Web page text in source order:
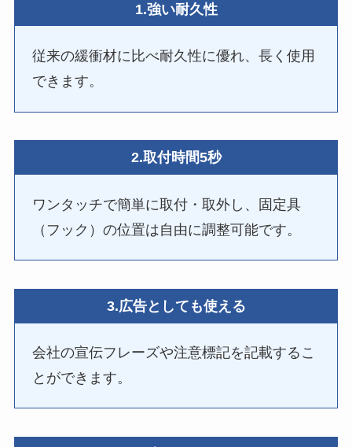
1.強い耐久性
従来の緩衝材に比べ耐久性に優れ、長く使用
できます。
2.取付時間5秒
ワンタッチで簡単に取付・取外し、固定具
（フック）の位置は自由に調整可能です。
3.広告としても使える
会社の宣伝フレーズや注意標記を記載するこ
とができます。